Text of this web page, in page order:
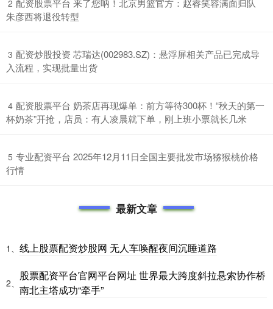
2
朱彦西将退役转型
3 ​配资炒股投资 芯瑞达(002983.SZ)：悬浮屏相关产品已完成导
入流程，实现批量出货
4 ​配资股票平台 奶茶店再现爆单：前方等待300杯！“秋天的第一
杯奶茶”开抢，店员：有人凌晨就下单，刚上班小票就长几米
5 ​专业配资平台 2025年12月11日全国主要批发市场猕猴桃价格
行情
最新文章
1、 线上股票配资炒股网 无人车唤醒夜间沉睡道路
2、
股票配资平台官网平台网址 世界最大跨度斜拉悬索协作桥
南北主塔成功“牵手”